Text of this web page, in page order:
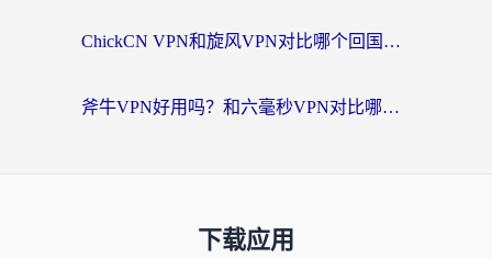
ChickCN VPN和旋风VPN对比哪个回国效果更好？海外党实测回国内网神器指南
斧牛VPN好用吗？和六毫秒VPN对比哪个回国效果更好？海外党亲测实用指南
下载应用